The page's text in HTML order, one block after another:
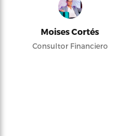
Moises Cortés
Consultor Financiero